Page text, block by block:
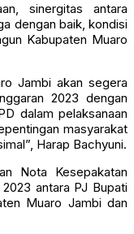
sinergitas antara
dengan baik, kondisi
Kabupaten Muaro
Jambi akan segera
2023 dengan
dalam pelaksanaan
masyarakat
Harap Bachyuni.
Nota Kesepakatan
antara PJ Bupati
Muaro Jambi dan